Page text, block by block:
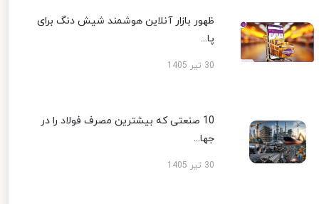
ظهور بازار آنلاین هوشمند شیش دنگ برای
پا...
30 تیر 1405
10 صنعتی که بیشترین مصرف فولاد را در
جها...
30 تیر 1405